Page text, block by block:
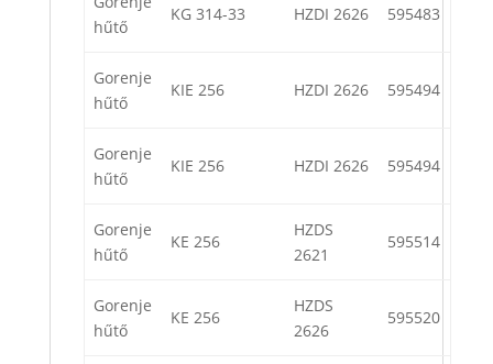
hűtő
KG 314-33 HZDI 2626 595483
Gorenje
hűtő
KIE 256 HZDI 2626 595494
Gorenje
hűtő
KIE 256 HZDI 2626 595494
Gorenje
hűtő
KE 256
HZDS
2621
595514
Gorenje
hűtő
KE 256
HZDS
2626
595520